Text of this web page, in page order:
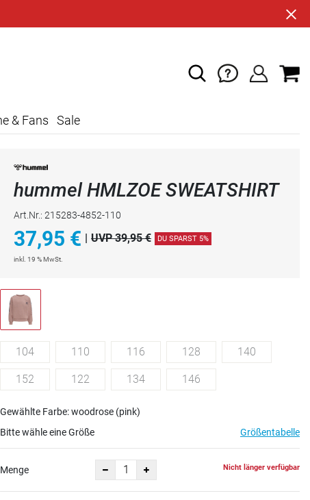
& Fans Sale
hummel HMLZOE SWEATSHIRT
Art.Nr.: 215283-4852-110
37,95 € UVP 39,95 € DU SPARST 5%
inkl. 19 % MwSt.
104 110 116 128 140
152 122 134 146
Gewählte Farbe: woodrose (pink)
Bitte wähle eine Größe
Größentabelle
Menge Nicht länger verfügbar